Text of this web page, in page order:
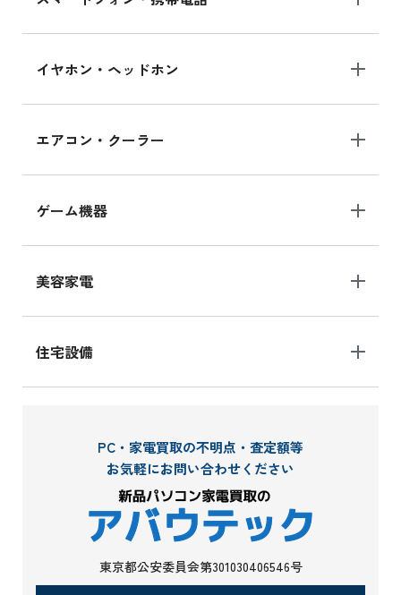
イヤホン・ヘッドホン
エアコン・クーラー
ゲーム機器
美容家電
住宅設備
PC・家電買取の不明点・査定額等
お気軽にお問い合わせください
東京都公安委員会第301030406546号